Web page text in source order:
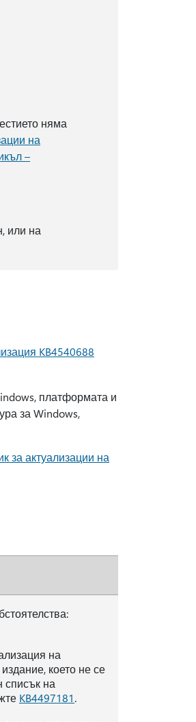
няма
на
–
или на
KB4540688
платформата и
за Windows,
за актуализации на
на
което не се
списък на
KB4497181.